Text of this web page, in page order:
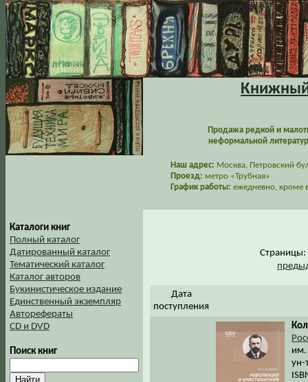
Книжный
Продажа редкой и
неформальной
Наш адрес: Москва, Петровский
Проезд: метро «Трубная»
График работы: ежедневно, кроме
Каталоги книг
Полный каталог
Датированный каталог
Тематический каталог
Каталог авторов
Букинистическое издание
Единственный экземпляр
Авторефераты
CD и DVD
Поиск книг
Дата
поступления
им.
ун-